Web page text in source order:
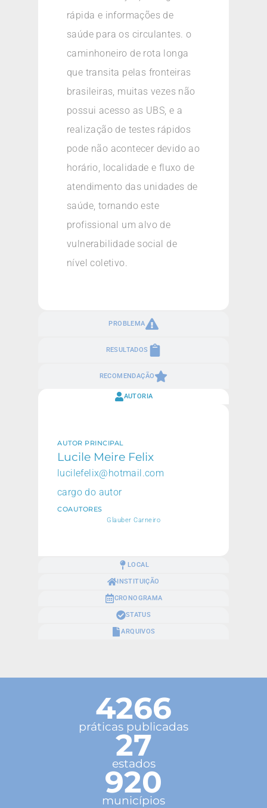
PROBLEMA
RESULTADOS
RECOMENDAÇÃO
rápida e informações de
saúde para os circulantes. o
caminhoneiro de rota longa
que transita pelas fronteiras
brasileiras, muitas vezes não
possui acesso as UBS, e a
realização de testes rápidos
pode não acontecer devido ao
horário, localidade e fluxo de
atendimento das unidades de
saúde, tornando este
profissional um alvo de
vulnerabilidade social de
nível coletivo.
AUTORIA
LOCAL
INSTITUIÇÃO
CRONOGRAMA
STATUS
ARQUIVOS
AUTOR PRINCIPAL
Lucile Meire Felix
lucilefelix@hotmail.com
cargo do autor
COAUTORES
Glauber Carneiro
4266
práticas publicadas
27
estados
920
municípios